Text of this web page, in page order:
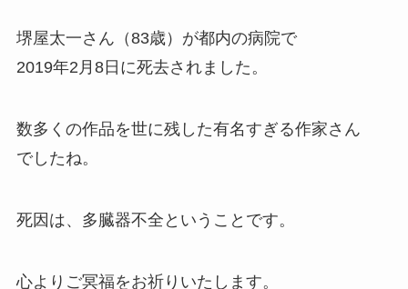
堺屋太一さん（83歳）が都内の病院で
2019年2月8日に死去されました。
数多くの作品を世に残した有名すぎる作家さん
でしたね。
死因は、多臓器不全ということです。
心よりご冥福をお祈りいたします。